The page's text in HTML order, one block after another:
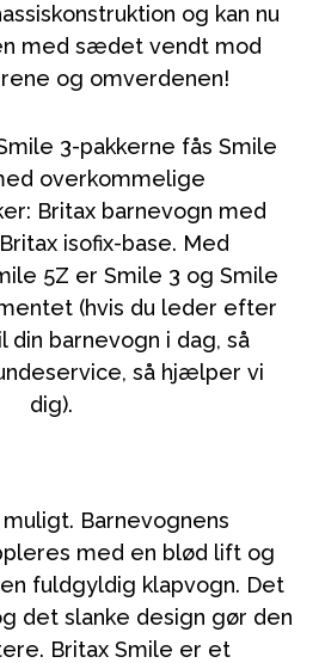
og kan nu
med sædet vendt mod
og omverdenen!
3-pakkerne fås Smile
overkommelige
Britax barnevogn med
isofix-base. Med
5Z er Smile 3 og Smile
(hvis du leder efter
barnevogn i dag, så
så hjælper vi
dig).
Barnevognens
med en blød lift og
fuldgyldig klapvogn. Det
det slanke design gør den
Britax Smile er et
Outlet
Guide